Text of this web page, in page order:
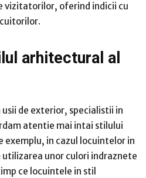
vizitatorilor, oferind indicii cu
arhitectural al
de exterior, specialistii in
atentie mai intai stilului
exemplu, in cazul locuintelor in
unor culori indraznete
ce locuintele in stil